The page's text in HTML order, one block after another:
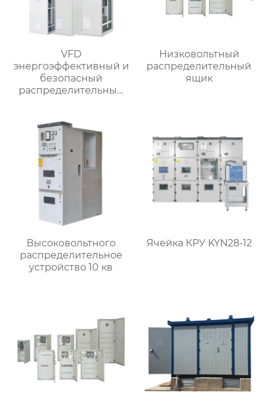
VFD
энергоэффективный и
безопасный
распределительный
Низковольтный
распределительный
ящик
Высоковольтного
распределительное
устройство 10 кв
Ячейка КРУ KYN28-12